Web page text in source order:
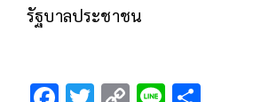
รัฐบาลประชาชน